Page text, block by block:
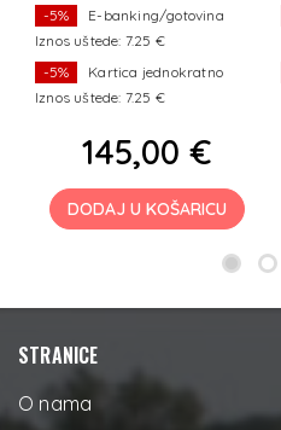
-5%
E-banking/gotovina
Iznos uštede: 7.25 €
-5%
Kartica jednokratno
Iznos uštede: 7.25 €
145,00 €
DODAJ U KOŠARICU
STRANICE
O nama